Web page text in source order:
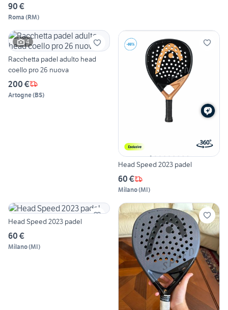
90 €
Roma (RM)
4
Racchetta padel adulto head
coello pro 26 nuova
200 €
Artogne(BS)
Head Speed 2023 padel
60 €
Milano(MI)
Head Speed 2023 padel
60 €
Milano(MI)